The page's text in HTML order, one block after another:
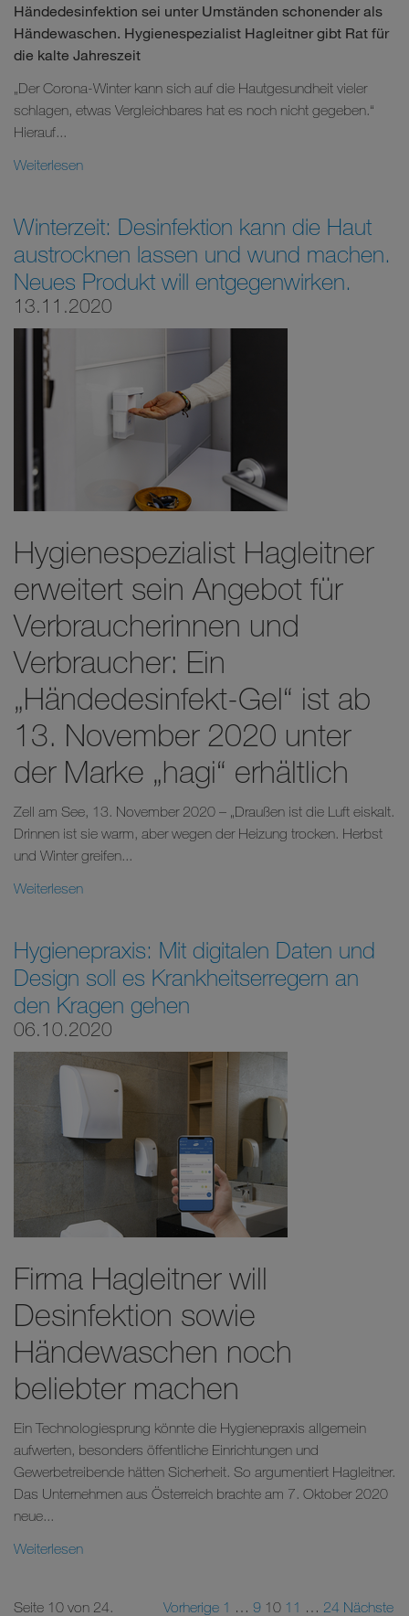
Händedesinfektion sei unter Umständen schonender als
Händewaschen. Hygienespezialist Hagleitner gibt Rat für
die kalte Jahreszeit
„Der Corona-Winter kann sich auf die Hautgesundheit vieler
schlagen, etwas Vergleichbares hat es noch nicht gegeben.“
Hierauf...
Weiterlesen
Winterzeit: Desinfektion kann die Haut
austrocknen lassen und wund machen.
Neues Produkt will entgegenwirken.
13.11.2020
Hygienespezialist Hagleitner
erweitert sein Angebot für
Verbraucherinnen und
Verbraucher: Ein
„Händedesinfekt-Gel“ ist ab
13. November 2020 unter
der Marke „hagi“ erhältlich
Zell am See, 13. November 2020 – „Draußen ist die Luft eiskalt.
Drinnen ist sie warm, aber wegen der Heizung trocken. Herbst
und Winter greifen...
Weiterlesen
Hygienepraxis: Mit digitalen Daten und
Design soll es Krankheitserregern an
den Kragen gehen
06.10.2020
Firma Hagleitner will
Desinfektion sowie
Händewaschen noch
beliebter machen
Ein Technologiesprung könnte die Hygienepraxis allgemein
aufwerten, besonders öffentliche Einrichtungen und
Gewerbetreibende hätten Sicherheit. So argumentiert Hagleitner.
Das Unternehmen aus Österreich brachte am 7. Oktober 2020
neue...
Weiterlesen
Seite 10 von 24. Vorherige 1 … 9 10 11 … 24 Nächste